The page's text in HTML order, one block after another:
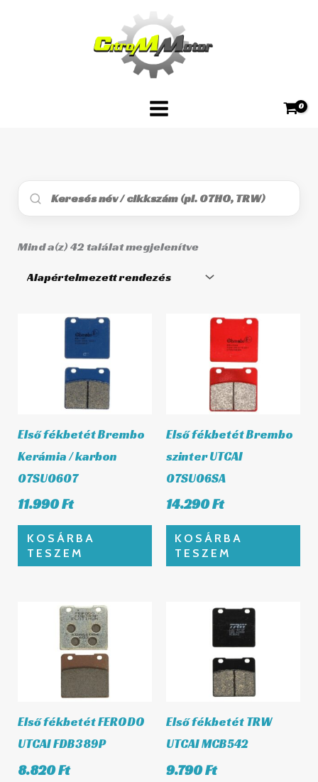
Mind a(z) 42 találat megjelenítve
Első fékbetét Brembo
Kerámia / karbon
07SU0607
11.990Ft
KOSÁRBA
TESZEM
Első fékbetét Brembo
szinter UTCAI
07SU06SA
14.290Ft
KOSÁRBA
TESZEM
Első fékbetét FERODO
UTCAI FDB389P
8.820Ft
Első fékbetét TRW
UTCAI MCB542
9.790Ft